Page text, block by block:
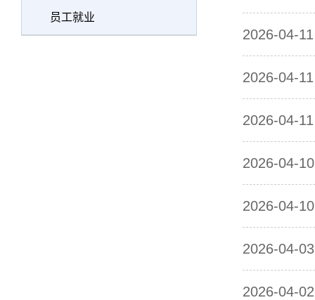
员工就业
2026-04-11
2026-04-11
2026-04-11
2026-04-10
2026-04-10
2026-04-03
2026-04-02